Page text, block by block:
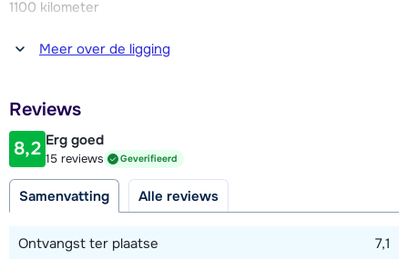
1100 kilometer
Afstand tot winkel(s)
300 meter
250 meter
Afstand tot piste
450 meter
Meer over de ligging
Reviews
8,2 Erg goed
15 reviews Geverifieerd
Samenvatting Alle reviews
Ontvangst ter plaatse
7,1